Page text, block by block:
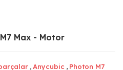
Max - Motor
,Anycubic , Photon M7